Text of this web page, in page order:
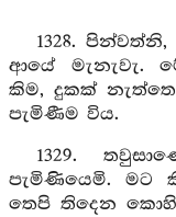
1328.
ආයේ මැනැවැ.
කිම, දුකක්
පැමිණීම විය.
1329.
පැමිණියෙමි. මට
තෙපි තිදෙන